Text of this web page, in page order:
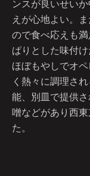
ンスが良いせい
えが心地よい。
ので食べ応えも
ぱりとした味付
ほぼもやしでオ
く熱々に調理さ
能、別皿で提供
噌などがあり西
た。